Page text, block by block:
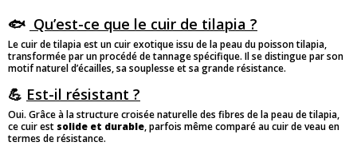
🐟 Qu’est-ce que le cuir de tilapia ?
Le cuir de tilapia est un cuir exotique issu de la peau du poisson tilapia,
transformée par un procédé de tannage spécifique. Il se distingue par son
motif naturel d’écailles, sa souplesse et sa grande résistance.
💪 Est-il résistant ?
Oui. Grâce à la structure croisée naturelle des fibres de la peau de tilapia,
ce cuir est solide et durable, parfois même comparé au cuir de veau en
termes de résistance.